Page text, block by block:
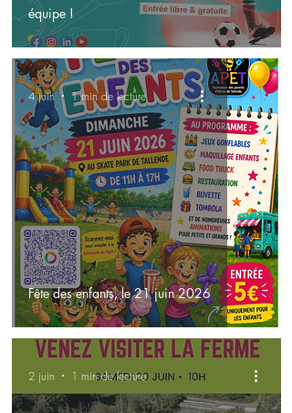
équipe !
Fête des enfants, le 21 juin 2026
4 juin 1 min de lecture
2 juin 1 min de lecture